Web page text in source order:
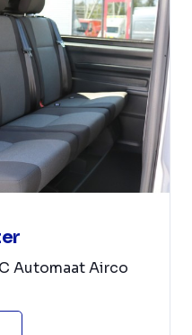
Automaat Airco